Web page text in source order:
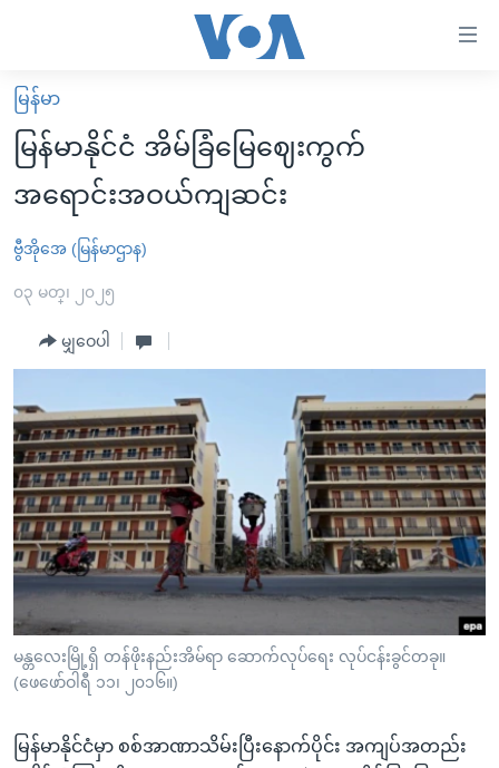
လွယ်ကူ
စေ
များ
ပင်မ
ကြည့်
ရန်
ပင်မ
အ
ညွန်း
စာမျက်နှာ
သို့
ကျော်
ကြည့်
ရန်
ရန်
မူလစာမျက်နှာ
မြန်မာ
ကမ္ဘာ့သတင်းများ
နိုင်ငံတကာ
အစ္စရေး-ပါလက်စတိုင်း
ဗွီဒီယို
အင်္ဂလိပ်စာလေ့လာမယ်
အမေရိကန်သုံးအီဒီယံ
မကြေးမုံရဲ့ အင်္ဂလိပ်စာ
ရုပ်ရှင်ထဲက အင်္ဂလိပ်စာ
သုတပဒေသာ အင်္ဂလိပ်စာ
ရေဒီယို
တီဗွီ
ရေဒီယိုနှင့်ရုပ်သံ အချက်အလက်များ
ရေဒီယို/တီဗွီအစီအစဉ်
Learning English
ဗွီအိုအေ လူမှုကွန်ယက်များ
မြန်မာ
မြန်မာနိုင်ငံ အိမ်ခြံမြေဈေးကွက်
အရောင်းအဝယ်ကျဆင်း
ဗွီအိုအေ (မြန်မာဌာန)
၀၃ မတ္၊ ၂၀၂၅
မျှဝေပါ
မန္တလေးမြို့ရှိ တန်ဖိုးနည်းအိမ်ရာ ဆောက်လုပ်ရေး လုပ်ငန်းခွင်တခု။
(ဖေဖော်ဝါရီ ၁၁၊ ၂၀၁၆။)
မြန်မာနိုင်ငံမှာ စစ်အာဏာသိမ်းပြီးနောက်ပိုင်း အကျပ်အတည်း